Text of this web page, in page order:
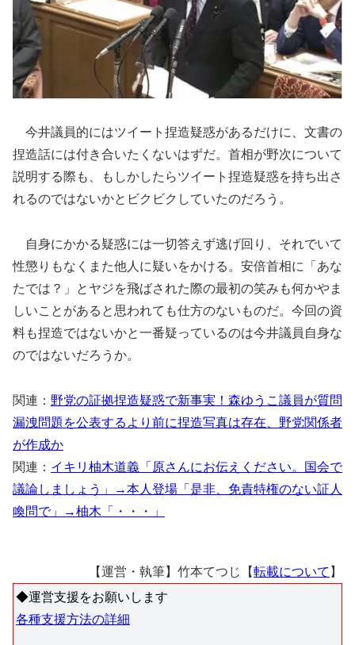
今井議員的にはツイート捏造疑惑があるだけに、文書の
捏造話には付き合いたくないはずだ。首相が野次について
説明する際も、もしかしたらツイート捏造疑惑を持ち出さ
れるのではないかとビクビクしていたのだろう。
自身にかかる疑惑には一切答えず逃げ回り、それでいて
性懲りもなくまた他人に疑いをかける。安倍首相に「あな
たでは？」とヤジを飛ばされた際の最初の笑みも何かやま
しいことがあると思われても仕方のないものだ。今回の資
料も捏造ではないかと一番疑っているのは今井議員自身な
のではないだろうか。
関連： 野党の証拠捏造疑惑で新事実！森ゆうこ議員が質問
漏洩問題を公表するより前に捏造写真は存在、野党関係者
が作成か
関連： イキリ柚木道義「原さんにお伝えください。国会で
議論しましょう」→本人登場「是非、免責特権のない証人
喚問で」→柚木「・・・」
【運営・執筆】竹本てつじ【転載について 】
◆運営支援をお願いします
各種支援方法の詳細